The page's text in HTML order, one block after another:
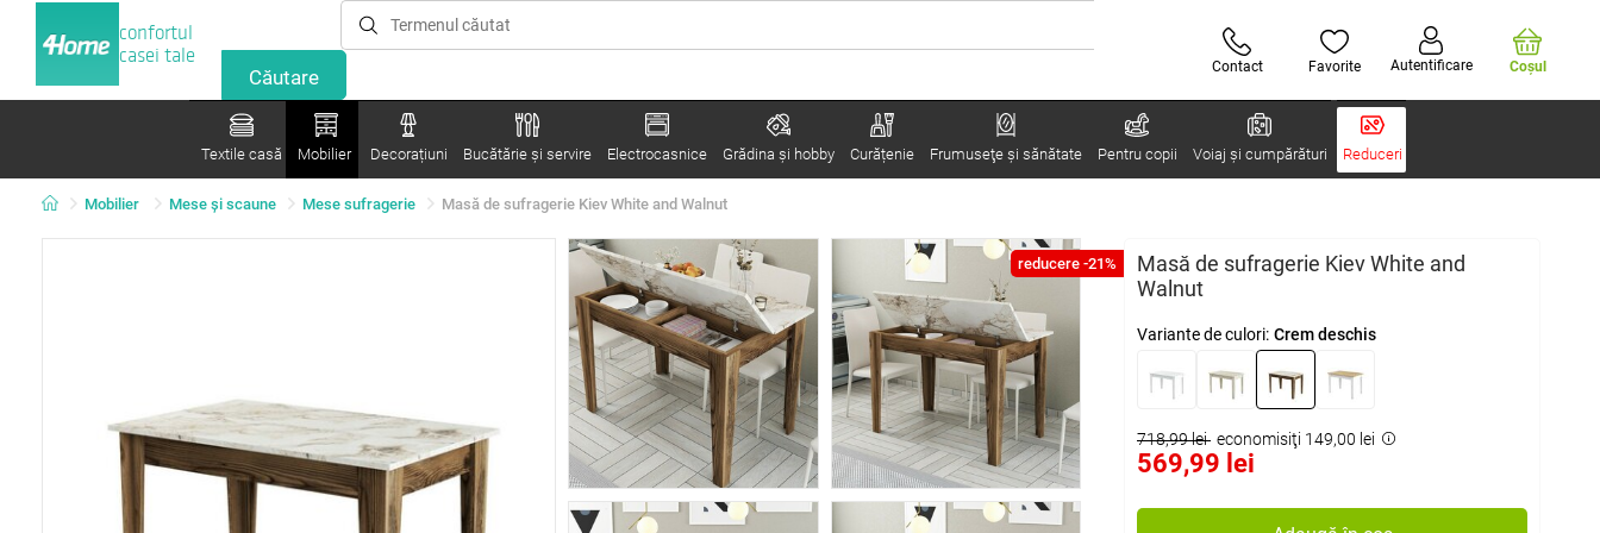
confortul
casei tale
Contact Favorite Autentificare Coşul
Textile casă Mobilier Decorațiuni Bucătărie și servire Electrocasnice Grădina şi hobby Curățenie Frumuseţe şi sănătate Pentru copii Voiaj și cumpărături Reduceri
Mobilier Mese şi scaune Mese sufragerie Masă de sufragerie Kiev White and Walnut
reducere -21%
Masă de sufragerie Kiev White and
Walnut
Variante de culori: Crem deschis
718,99 lei economisiţi 149,00 lei
569,99 lei